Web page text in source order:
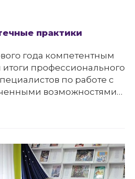
практики
года компетентным
профессионального
по работе с
возможностями